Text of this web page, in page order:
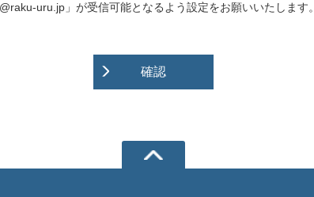
@raku-uru.jp」が受信可能となるよう設定をお願いいたします。
確認